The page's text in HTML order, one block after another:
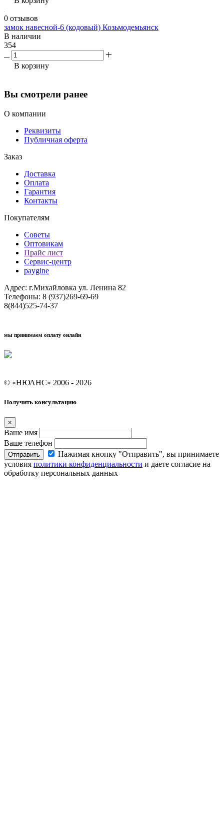
0 отзывов
замок навесной-6 (кодовый) Козьмодемьянск
В наличии
354
В корзину
Вы смотрели ранее
О компании
Реквизиты
Публичная оферта
Заказ
Доставка
Оплата
Гарантия
Контакты
Покупателям
Советы
Оптовикам
Прайс лист
Сервис-центр
paygine
Адрес: г.Михайловка ул. Ленина 82
Телефоны: 8 (937)269-69-69
8(844)525-74-37
мы принимаем оплату онлайн
© «НЮАНС» 2006 - 2026
Получить консультацию
×
Ваше имя
Ваше телефон
Отправить
Нажимая кнопку "Отправить", вы принимаете
условия политики конфиденциальности и даете согласие на
обработку персональных данных